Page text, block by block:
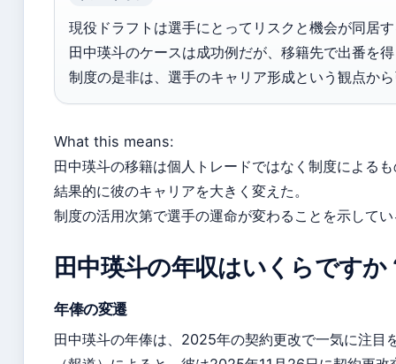
現役ドラフトは選手にとってリスクと機会が同居
田中瑛斗のケースは成功例だが、移籍先で出番を
制度の是非は、選手のキャリア形成という観点か
What this means:
田中瑛斗の移籍は個人トレードではなく制度による
結果的に彼のキャリアを大きく変えた。
制度の活用次第で選手の運命が変わることを示して
田中瑛斗の年収はいくらですか
年俸の変遷
田中瑛斗の年俸は、2025年の契約更改で一気に注目